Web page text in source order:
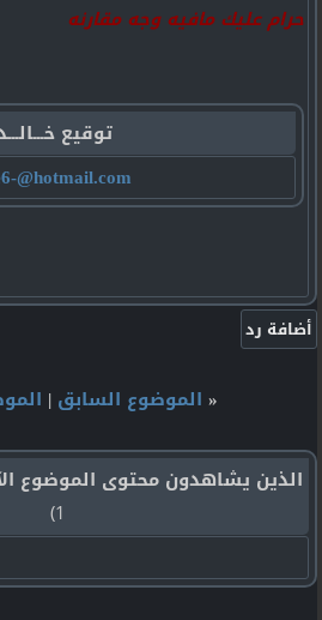
حرام عليك مافيه وجه مقارنه
توقيع
@hotmail.com
« الموضوع السابق |
الذين يشاهدون محتوى الموضوع
1)